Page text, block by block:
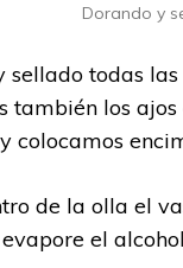
Dorando y
sellado todas
también los
colocamos
de la olla el
el